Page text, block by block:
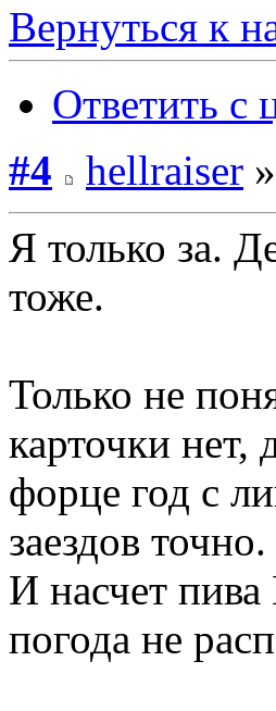
Вернуться к
Ответить с
#4
hellraiser
Я только за.
тоже.
Только не
карточки нет,
форце год с
заездов точно.
И насчет
погода не